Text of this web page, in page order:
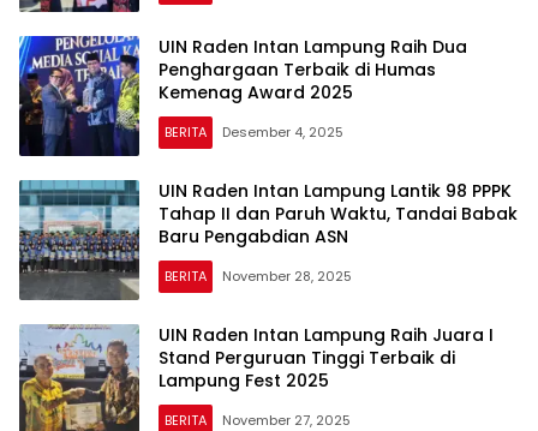
UIN Raden Intan Lampung Raih Dua
Penghargaan Terbaik di Humas
Kemenag Award 2025
BERITA Desember 4, 2025
UIN Raden Intan Lampung Lantik 98 PPPK
Tahap II dan Paruh Waktu, Tandai Babak
Baru Pengabdian ASN
BERITA November 28, 2025
UIN Raden Intan Lampung Raih Juara I
Stand Perguruan Tinggi Terbaik di
Lampung Fest 2025
BERITA November 27, 2025